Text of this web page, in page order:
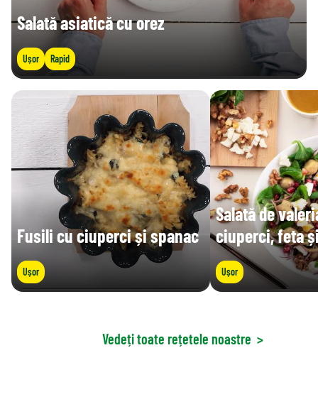
Salată asiatică cu orez
Ușor Rapid
Fusili cu ciuperci și spanac
Ușor
Salată de
ciuperci, feta
Ușor
Vedeți toate rețetele noastre >